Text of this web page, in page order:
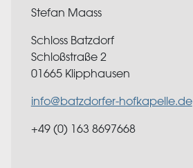
Stefan Maass
Schloss Batzdorf
Schloßstraße 2
01665 Klipphausen
info@batzdorfer-hofkapelle.de
+49 (0) 163 8697668